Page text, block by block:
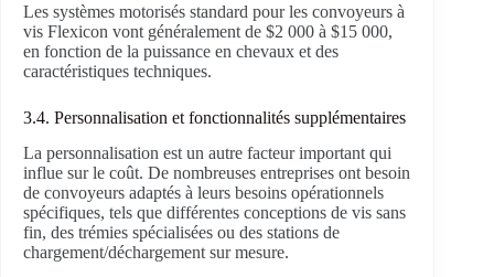
Les systèmes motorisés standard pour les convoyeurs à
vis Flexicon vont généralement de $2 000 à $15 000,
en fonction de la puissance en chevaux et des
caractéristiques techniques.
3.4. Personnalisation et fonctionnalités supplémentaires
La personnalisation est un autre facteur important qui
influe sur le coût. De nombreuses entreprises ont besoin
de convoyeurs adaptés à leurs besoins opérationnels
spécifiques, tels que différentes conceptions de vis sans
fin, des trémies spécialisées ou des stations de
chargement/déchargement sur mesure.